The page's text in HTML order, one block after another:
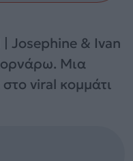
Josephine & Ivan
Μια
viral κομμάτι